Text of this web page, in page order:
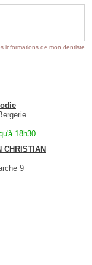
informations de mon dentiste
18h30
CHRISTIAN
9